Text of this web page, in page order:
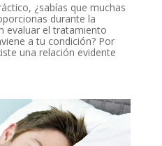
¿sabías que muchas
durante la
evaluar el tratamiento
a tu condición? Por
una relación evidente